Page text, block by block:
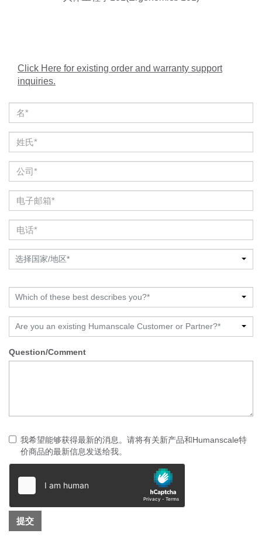
Click Here for existing order and warranty support
inquiries.
选择国家/地区*
Which of these best describes you?*
Are you an existing Humanscale Customer or Partner?*
Question/Comment
我希望能够获得最新的消息。请将有关新产品和Humanscale特
价商品的最新信息发送给我。